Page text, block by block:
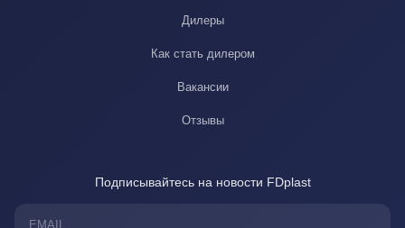
Дилеры
Как стать дилером
Вакансии
Отзывы
Подписывайтесь на новости FDplast